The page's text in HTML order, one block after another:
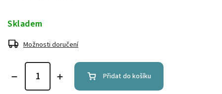
Skladem
Možnosti doručení
Přidat do košíku